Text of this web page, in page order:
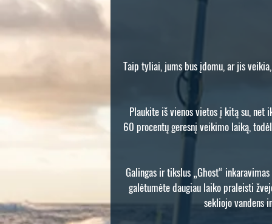
Taip tyliai, jums bus įdomu, ar jis
Plaukite iš vienos vietos į kitą su, net
60 procentų geresnį veikimo laiką,
Galingas ir tikslus „Ghost“
galėtumėte daugiau laiko praleisti
sekliojo vandens